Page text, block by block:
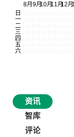
资讯
智库
评论